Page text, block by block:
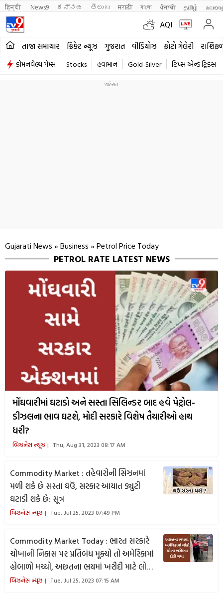
हिन्दी News9 ಕನ್ನಡ తెలుగు मराठी বাংলা ਪੰਜਾਬੀ தமிழ்
AQI
તાજા સમાચાર ક્રિકેટ ન્યૂઝ ગુજરાત વીડિયોઝ ફોટો ગેલેરી
કોમનવેલ્થ ગેમ્સ Stocks હવામાન Gold-Silver ટિપ્સ એન્ડ ટ્રિક્સ
Gujarati News » Business » Petrol Price Today
PETROL RATE LATEST NEWS
મોંઘવારીમાં ઘટાડો અને સસ્તા સિલિન્ડર બાદ હવે પેટ્રોલ-
ડીઝલના ભાવ ઘટશે, મોદી સરકારે વિશેષ તૈયારીઓ હાથ
ધરી?
બિઝનેસ ન્યૂઝ Thu, Aug 31, 2023 08:17 AM
Commodity Market : તહેવારોની સિઝનમાં
મળી શકે છે સસ્તા ઘઉં, સરકાર આયાત ડ્યુટી
ઘટાડી શકે છે: સૂત્ર
બિઝનેસ ન્યૂઝ Tue, Jul 25, 2023 07:49 PM
Commodity Market Today : ભારત સરકારે
ચોખાની નિકાસ પર પ્રતિબંધ મૂક્યો તો અમેરિકામાં
હોબાળો મચ્યો, અછતના ભયમાં ખરીદી માટે લોકો
માર્કેટ દોડી ગયા
બિઝનેસ ન્યૂઝ Tue, Jul 25, 2023 07:15 AM